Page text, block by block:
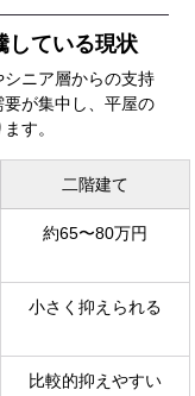
している現状
ニア層からの支持
が集中し、平屋の
す。
二階建て
約65〜80万円
小さく抑えられる
比較的抑えやすい